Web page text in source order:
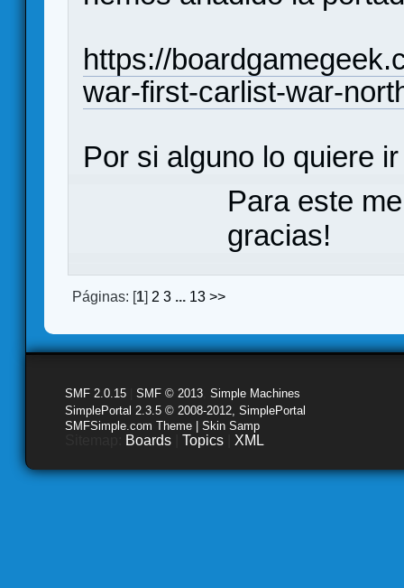
https://
war-first-carlist-war-
Por si alguno lo quiere
Para este
gracias!
Páginas: [1] 2 3 ... 13 >>
SMF 2.0.15 SMF © 2013 Simple Machines
SimplePortal 2.3.5 © 2008-2012, SimplePortal
SMFSimple.com Theme | Skin Samp
Boards Topics XML